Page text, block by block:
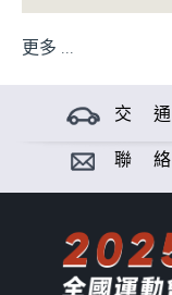
更多 ...
交 通
聯 絡